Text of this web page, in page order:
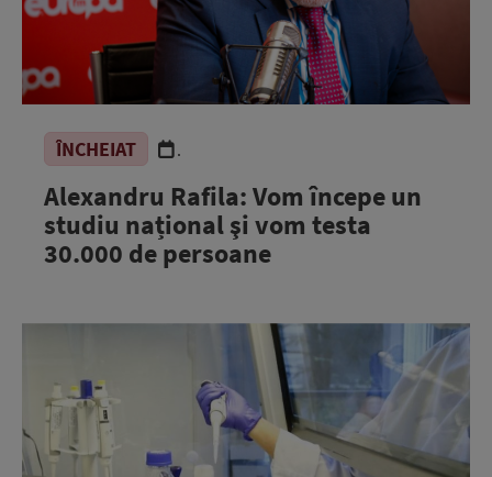
ÎNCHEIAT .
Alexandru Rafila: Vom începe un
studiu național şi vom testa
30.000 de persoane